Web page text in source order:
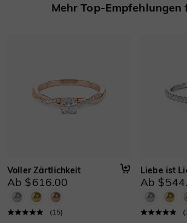
Gold 750/585/416 Massivgold, Platin
Mehr Top-Empfehlungen
Voller Zärtlichkeit
Ab $616.00
( 15)
Liebe ist
Ab
(